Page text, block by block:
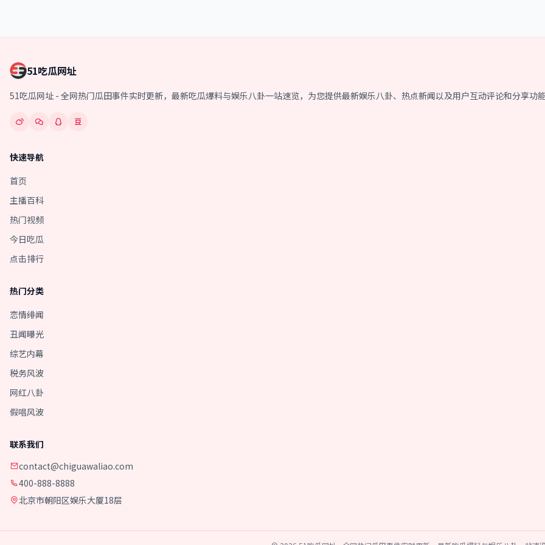
51吃瓜网址
51吃瓜网址 - 全网热门瓜田事件实时更新，最新吃瓜爆料与娱乐八卦一站速览，为您提供最新娱乐八卦、热点新闻以及用户互动评论和分享功
快速导航
首页
主播百科
热门视频
今日吃瓜
点击排行
热门分类
恋情绯闻
丑闻曝光
综艺内幕
税务风波
网红八卦
假唱风波
联系我们
contact@chiguawaliao.com
400-888-8888
北京市朝阳区娱乐大厦18层